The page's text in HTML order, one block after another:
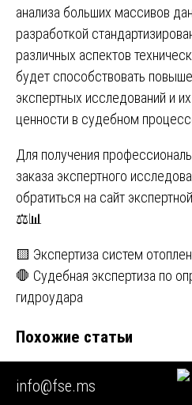
анализа больших массивов
разработкой
различных аспектов
будет способствовать
экспертных исследований и
ценности в судебном
Для получения
заказа экспертного
обратиться на сайт
⚖️📊
Навигация
по
🟨 Экспертиза систем
🛑 Судебная экспертиза по
гидроудара
Похожие статьи
🟧 Независимая экспертиза
🟧 Строительная экспертиза
info@fse.ms